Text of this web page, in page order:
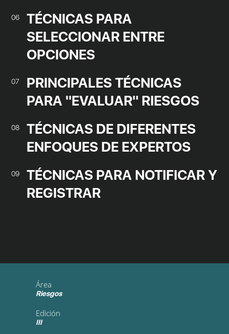
06
TÉCNICAS PARA
SELECCIONAR ENTRE
OPCIONES
07
PRINCIPALES TÉCNICAS
PARA "EVALUAR" RIESGOS
08
TÉCNICAS DE DIFERENTES
ENFOQUES DE EXPERTOS
09
TÉCNICAS PARA NOTIFICAR Y
REGISTRAR
Área
Riesgos
Edición
III